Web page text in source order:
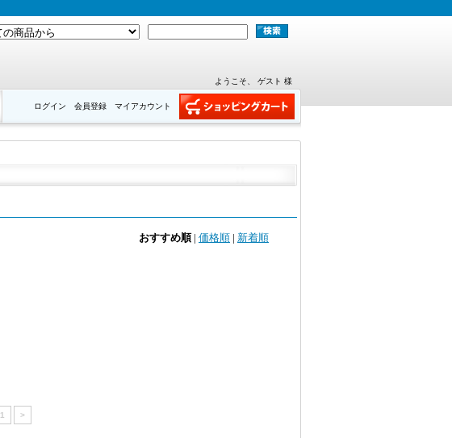
ようこそ、 ゲスト 様
マイアカウント
会員登録
ログイン
おすすめ順| 価格順 | 新着順
1 >